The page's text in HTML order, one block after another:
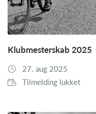
Klubmesterskab 2025
27. aug 2025
Tilmelding lukket